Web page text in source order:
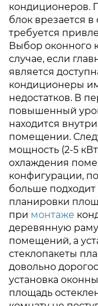
кондиционеров.
блок врезается
требуется
Выбор оконного
случае, если
является
кондиционеры
недостатков. В
повышенный
находится
помещении.
мощность (2-5
охлаждения
конфигурации,
больше подходит
планировки
при монтаже
деревянную
помещений, а
стеклопакеты
довольно
установка
площадь